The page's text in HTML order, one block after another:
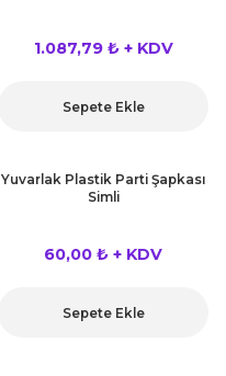
1.087,79 ₺ + KDV
Sepete Ekle
Yuvarlak Plastik Parti Şapkası
Simli
60,00 ₺ + KDV
Sepete Ekle